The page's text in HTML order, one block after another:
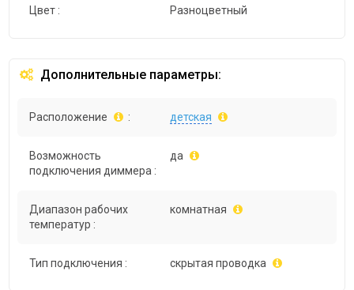
Цвет : Разноцветный
Дополнительные параметры:
Расположение : детская
Возможность
подключения диммера :
да
Диапазон рабочих
температур :
комнатная
Тип подключения : скрытая проводка